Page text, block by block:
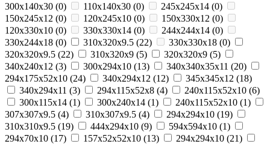
300х140х30 (0) 110х140х30 (0) 245x245x14 (0)
150x245x12 (0) 120x245x10 (0) 150x330x12 (0)
120x330x10 (0) 330x330x14 (0) 244x244x14 (0)
330x244x18 (0) 310x320x9.5 (22) 330x330x18 (0)
320x320x9.5 (22) 310x320x9 (5) 320x320x9 (5)
340x240x12 (3) 300x294x10 (13) 340х340х35х11 (20)
294x175x52x10 (24) 340x294x12 (12) 345x345x12 (18)
340х294х11 (3) 294х115х52х8 (4) 240x115x52x10 (6)
300x115x14 (1) 300x240x14 (1) 240х115х52х10 (1)
307x307x9.5 (4) 310x307x9.5 (4) 294x294x10 (19)
310x310x9.5 (19) 444x294x10 (9) 594х594х10 (1)
294x70x10 (17) 157x52x52x10 (13) 294х294х10 (21)